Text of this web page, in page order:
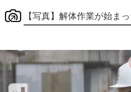
【写真】解体作業が始ま